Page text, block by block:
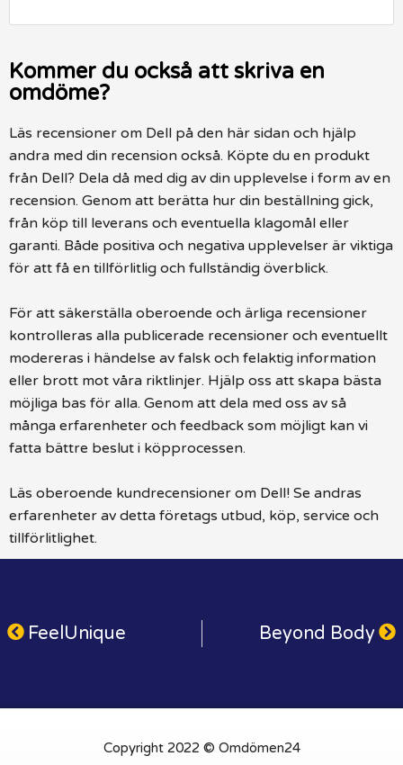
Kommer du också att skriva en
omdöme?
Läs recensioner om Dell på den här sidan och hjälp
andra med din recension också. Köpte du en produkt
från Dell? Dela då med dig av din upplevelse i form av en
recension. Genom att berätta hur din beställning gick,
från köp till leverans och eventuella klagomål eller
garanti. Både positiva och negativa upplevelser är viktiga
för att få en tillförlitlig och fullständig överblick.
För att säkerställa oberoende och ärliga recensioner
kontrolleras alla publicerade recensioner och eventuellt
modereras i händelse av falsk och felaktig information
eller brott mot våra riktlinjer. Hjälp oss att skapa bästa
möjliga bas för alla. Genom att dela med oss av så
många erfarenheter och feedback som möjligt kan vi
fatta bättre beslut i köpprocessen.
Läs oberoende kundrecensioner om Dell! Se andras
erfarenheter av detta företags utbud, köp, service och
tillförlitlighet.
FeelUnique Beyond Body
Copyright 2022 © Omdömen24